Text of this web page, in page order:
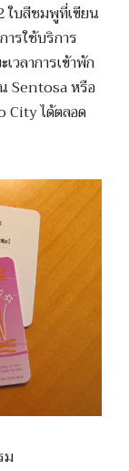
ใบสีชมพูที่เขียน
รใช้บริการ
วลาการเข้าพัก
น Sentosa หรือ
City ได้ตลอด
ม